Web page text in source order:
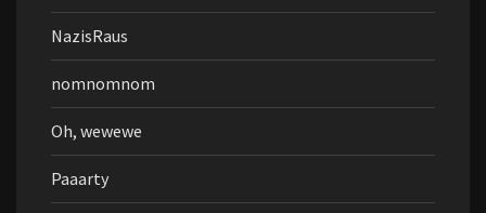
NazisRaus
nomnomnom
Oh, wewewe
Paaarty